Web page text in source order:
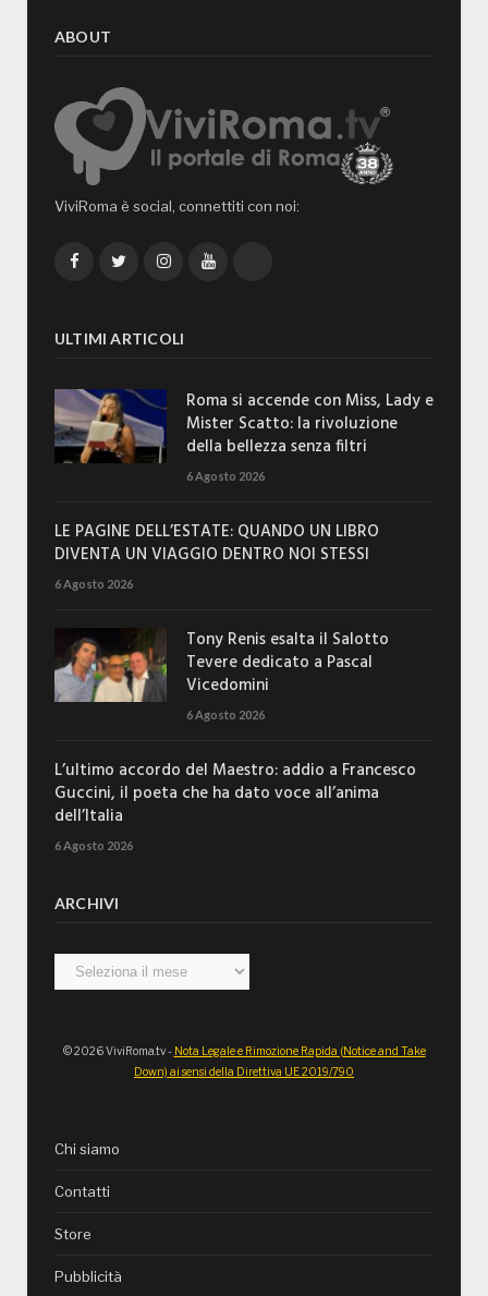
ABOUT
ViviRoma è social, connettiti con noi:
FacebookTwitterInstagramYouTube
ULTIMI ARTICOLI
Roma si accende con Miss, Lady e
Mister Scatto: la rivoluzione
della bellezza senza filtri
6 Agosto 2026
LE PAGINE DELL’ESTATE: QUANDO UN LIBRO
DIVENTA UN VIAGGIO DENTRO NOI STESSI
6 Agosto 2026
Tony Renis esalta il Salotto
Tevere dedicato a Pascal
Vicedomini
6 Agosto 2026
L’ultimo accordo del Maestro: addio a Francesco
Guccini, il poeta che ha dato voce all’anima
dell’Italia
6 Agosto 2026
ARCHIVI
Archivi
© 2026 ViviRoma.tv - Nota Legale e Rimozione Rapida (Notice and Take
Down) ai sensi della Direttiva UE 2019/790
Chi siamo
Contatti
Store
Pubblicità